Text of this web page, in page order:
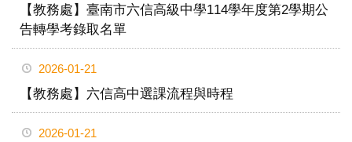
【教務處】臺南市六信高級中學114學年度第2學期公
告轉學考錄取名單
2026-01-21
【教務處】六信高中選課流程與時程
2026-01-21